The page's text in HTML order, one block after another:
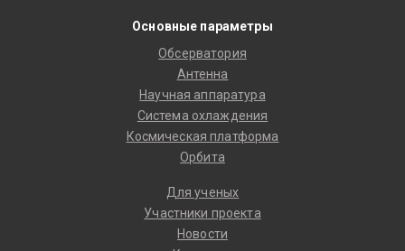
Основные параметры
Обсерватория
Антенна
Научная аппаратура
Система охлаждения
Космическая платформа
Орбита
Для ученых
Участники проекта
Новости